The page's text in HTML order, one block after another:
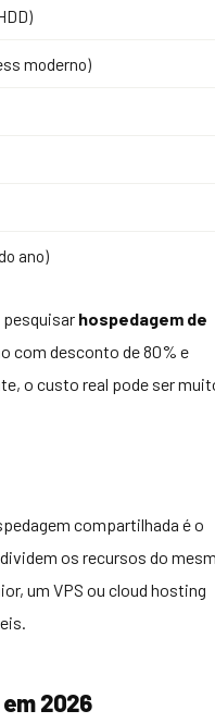
moderno)
ano)
hospedagem de
com desconto de 80% e
o custo real pode ser
compartilhada é o
os recursos do
um VPS ou cloud hosting
2026